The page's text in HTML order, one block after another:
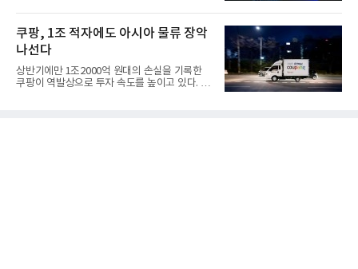
쿠팡, 1조 적자에도 아시아 물류 장악
나선다
상반기에만 1조2000억 원대의 손실을 기록한
쿠팡이 역발상으로 투자 속도를 높이고 있다. 이